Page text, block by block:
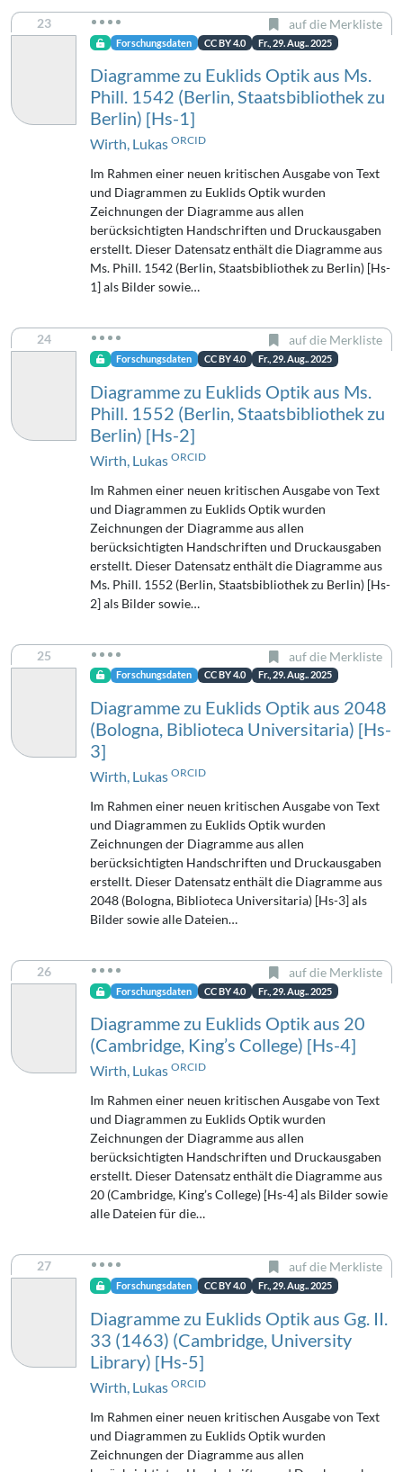
23 auf die Merkliste
Forschungsdaten CC BY 4.0 Fr., 29. Aug.. 2025
Diagramme zu Euklids Optik aus Ms.
Phill. 1542 (Berlin, Staatsbibliothek zu
Berlin) [Hs-1]
Wirth, Lukas ORCID
Im Rahmen einer neuen kritischen Ausgabe von Text
und Diagrammen zu Euklids Optik wurden
Zeichnungen der Diagramme aus allen
berücksichtigten Handschriften und Druckausgaben
erstellt. Dieser Datensatz enthält die Diagramme aus
Ms. Phill. 1542 (Berlin, Staatsbibliothek zu Berlin) [Hs-
1] als Bilder sowie…
24 auf die Merkliste
Forschungsdaten CC BY 4.0 Fr., 29. Aug.. 2025
Diagramme zu Euklids Optik aus Ms.
Phill. 1552 (Berlin, Staatsbibliothek zu
Berlin) [Hs-2]
Wirth, Lukas ORCID
Im Rahmen einer neuen kritischen Ausgabe von Text
und Diagrammen zu Euklids Optik wurden
Zeichnungen der Diagramme aus allen
berücksichtigten Handschriften und Druckausgaben
erstellt. Dieser Datensatz enthält die Diagramme aus
Ms. Phill. 1552 (Berlin, Staatsbibliothek zu Berlin) [Hs-
2] als Bilder sowie…
25 auf die Merkliste
Forschungsdaten CC BY 4.0 Fr., 29. Aug.. 2025
Diagramme zu Euklids Optik aus 2048
(Bologna, Biblioteca Universitaria) [Hs-
3]
Wirth, Lukas ORCID
Im Rahmen einer neuen kritischen Ausgabe von Text
und Diagrammen zu Euklids Optik wurden
Zeichnungen der Diagramme aus allen
berücksichtigten Handschriften und Druckausgaben
erstellt. Dieser Datensatz enthält die Diagramme aus
2048 (Bologna, Biblioteca Universitaria) [Hs-3] als
Bilder sowie alle Dateien…
26 auf die Merkliste
Forschungsdaten CC BY 4.0 Fr., 29. Aug.. 2025
Diagramme zu Euklids Optik aus 20
(Cambridge, King’s College) [Hs-4]
Wirth, Lukas ORCID
Im Rahmen einer neuen kritischen Ausgabe von Text
und Diagrammen zu Euklids Optik wurden
Zeichnungen der Diagramme aus allen
berücksichtigten Handschriften und Druckausgaben
erstellt. Dieser Datensatz enthält die Diagramme aus
20 (Cambridge, King’s College) [Hs-4] als Bilder sowie
alle Dateien für die…
27 auf die Merkliste
Forschungsdaten CC BY 4.0 Fr., 29. Aug.. 2025
Diagramme zu Euklids Optik aus Gg. II.
33 (1463) (Cambridge, University
Library) [Hs-5]
Wirth, Lukas ORCID
Im Rahmen einer neuen kritischen Ausgabe von Text
und Diagrammen zu Euklids Optik wurden
Zeichnungen der Diagramme aus allen